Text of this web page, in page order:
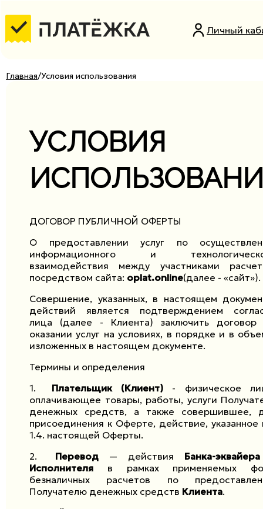
Личный
Главная Условия использования
УСЛОВИЯ
ДОГОВОР ПУБЛИЧНОЙ ОФЕРТЫ
О предоставлении услуг по
информационного и
взаимодействия между участниками
посредством сайта: oplat.online(далее - «сайт»).
Совершение, указанных, в настоящем
действий является подтверждением
лица (далее - Клиента) заключить договор
оказании услуг на условиях, в порядке и в
изложенных в настоящем документе.
Термины и определения
1.
Плательщик (Клиент) - физическое
оплачивающее товары, работы, услуги
денежных средств, а также совершившее,
присоединения к Оферте, действие, указанное
1.4. настоящей Оферты.
2.
Перевод — действия Банка-
Исполнителя в рамках применяемых
безналичных расчетов по
Получателю денежных средств Клиента.